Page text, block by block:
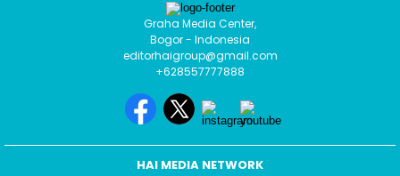
Graha Media Center,
Bogor - Indonesia
editorhaigroup@gmail.com
+628557777888
HAI MEDIA NETWORK